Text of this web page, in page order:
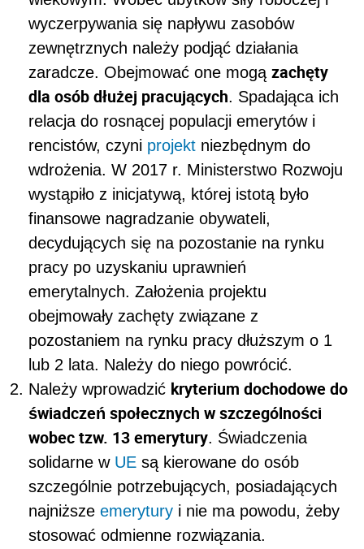
wyczerpywania się napływu zasobów
zewnętrznych należy podjąć działania
zaradcze. Obejmować one mogą zachęty
dla osób dłużej pracujących. Spadająca ich
relacja do rosnącej populacji emerytów i
rencistów, czyni projekt niezbędnym do
wdrożenia. W 2017 r. Ministerstwo Rozwoju
wystąpiło z inicjatywą, której istotą było
finansowe nagradzanie obywateli,
decydujących się na pozostanie na rynku
pracy po uzyskaniu uprawnień
emerytalnych. Założenia projektu
obejmowały zachęty związane z
pozostaniem na rynku pracy dłuższym o 1
lub 2 lata. Należy do niego powrócić.
Należy wprowadzić kryterium dochodowe do
świadczeń społecznych w szczególności
wobec tzw. 13 emerytury. Świadczenia
solidarne w UE są kierowane do osób
szczególnie potrzebujących, posiadających
najniższe emerytury i nie ma powodu, żeby
stosować odmienne rozwiązania.